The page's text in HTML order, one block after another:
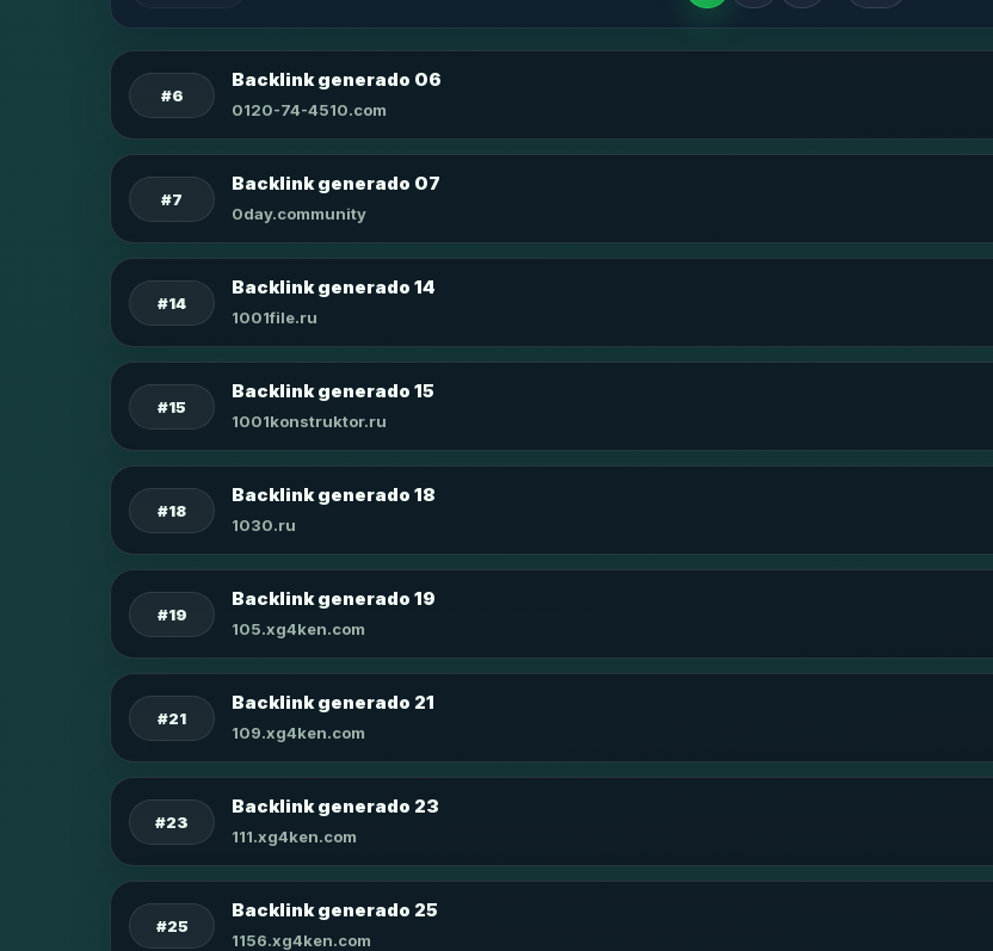
#6
Backlink generado 06
0120-74-4510.com
#7
Backlink generado 07
0day.community
#14
Backlink generado 14
1001file.ru
#15
Backlink generado 15
1001konstruktor.ru
#18
Backlink generado 18
1030.ru
#19
Backlink generado 19
105.xg4ken.com
#21
Backlink generado 21
109.xg4ken.com
#23
Backlink generado 23
111.xg4ken.com
#25
Backlink generado 25
1156.xg4ken.com